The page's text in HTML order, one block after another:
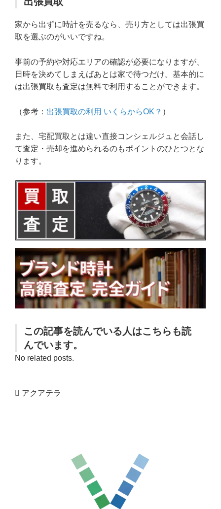
家から出ずに時計を売るなら、売り方としては出張買
取を選ぶのがいいですね。
事前の予約や対応エリアの確認が必要になりますが、
日時を決めてしまえばあとは家で待つだけ。基本的に
は出張買取も査定は無料で利用することができます。
（参考： 出張買取の利用 いくらからOK？ ）
また、宅配買取とは違い直接コンシェルジュと会話し
て査定・売却を進められるのもポイントのひとつとな
ります。
この記事を読んでいる人はこちらも読
んでいます。
No related posts.
アクアテラ